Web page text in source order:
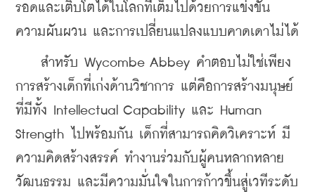
รอดและเติบโตได้ในโลกที่เต็มไปด้วยการแข่งขัน
ความผันผวน และการเปลี่ยนแปลงแบบคาดเดาไม่ได้
สำหรับ Wycombe Abbey คำตอบไม่ใช่เพียง
การสร้างเด็กที่เก่งด้านวิชาการ แต่คือการสร้างมนุษย์
ที่มีทั้ง Intellectual Capability และ Human
Strength ไปพร้อมกัน เด็กที่สามารถคิดวิเคราะห์ มี
ความคิดสร้างสรรค์ ทำงานร่วมกับผู้คนหลากหลาย
วัฒนธรรม และมีความมั่นใจในการก้าวขึ้นสู่เวทีระดับ